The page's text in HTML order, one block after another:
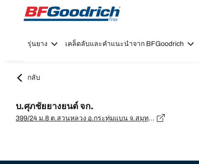
Go to page content
Go to page navigation
รุ่นยาง เคล็ดลับและคำแนะนำจาก BFGoodrich
กลับ
บ.ศุภชัยยางยนต์ จก.
399/24 ม.8 ต.สวนหลวง อ.กระทุ่มแบน จ.สมุทรสาคร, สมุทรสาคร - 74110